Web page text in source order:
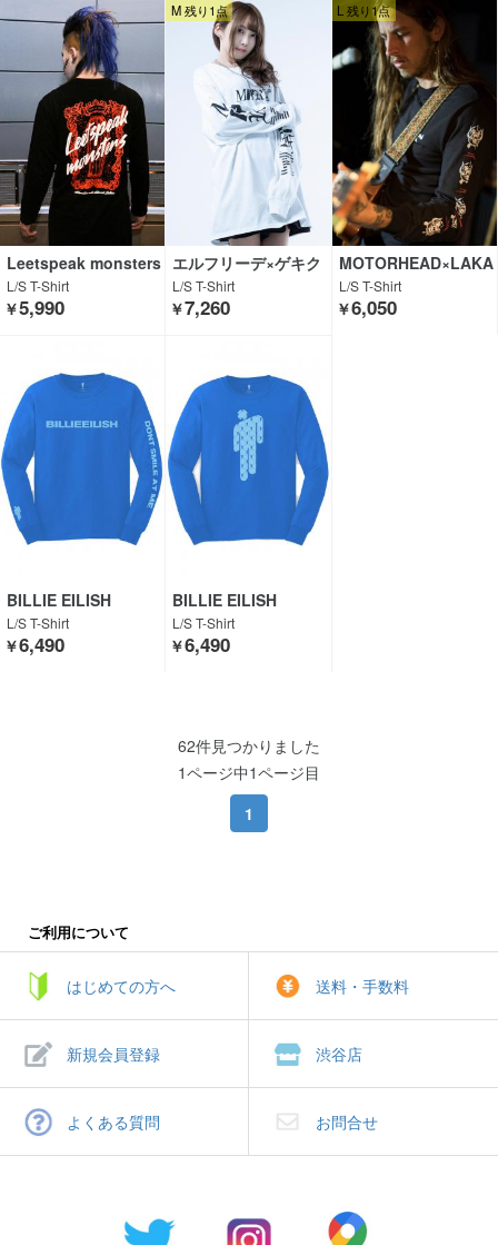
Leetspeak monsters
×GEKIROCK CLOTHI
NG
L/S T-Shirt
￥5,990
M 残り1点
エルフリーデ×ゲキク
ロ×DI:VISION
L/S T-Shirt
￥7,260
L 残り1点
MOTORHEAD×LAKA
IL/S T-Shirt
￥6,050
BILLIE EILISH
L/S T-Shirt
￥6,490
BILLIE EILISH
L/S T-Shirt
￥6,490
62件見つかりました
1ページ中1ページ目
1
ご利用について
はじめての方へ 送料・手数料
新規会員登録 渋谷店
よくある質問 お問合せ